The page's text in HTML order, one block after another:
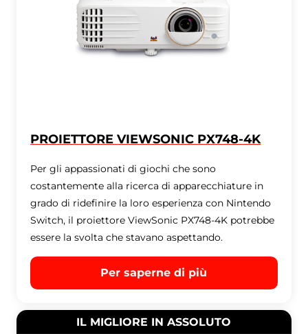
PROIETTORE VIEWSONIC PX748-4K
Per gli appassionati di giochi che sono
costantemente alla ricerca di apparecchiature in
grado di ridefinire la loro esperienza con Nintendo
Switch, il proiettore ViewSonic PX748-4K potrebbe
essere la svolta che stavano aspettando.
Per saperne di più
IL MIGLIORE IN ASSOLUTO